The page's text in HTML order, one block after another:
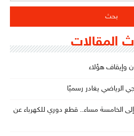
المقالات
وإيقاف هؤلاء
الرياضي يغادر رسميًا
الخامسة مساء.. قطع دوري للكهرباء عن